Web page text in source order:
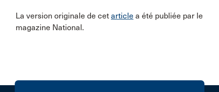
La version originale de cet article a été publiée par le
magazine National.